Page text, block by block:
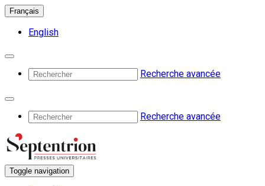
Français
English
Recherche avancée
Recherche avancée
Toggle navigation